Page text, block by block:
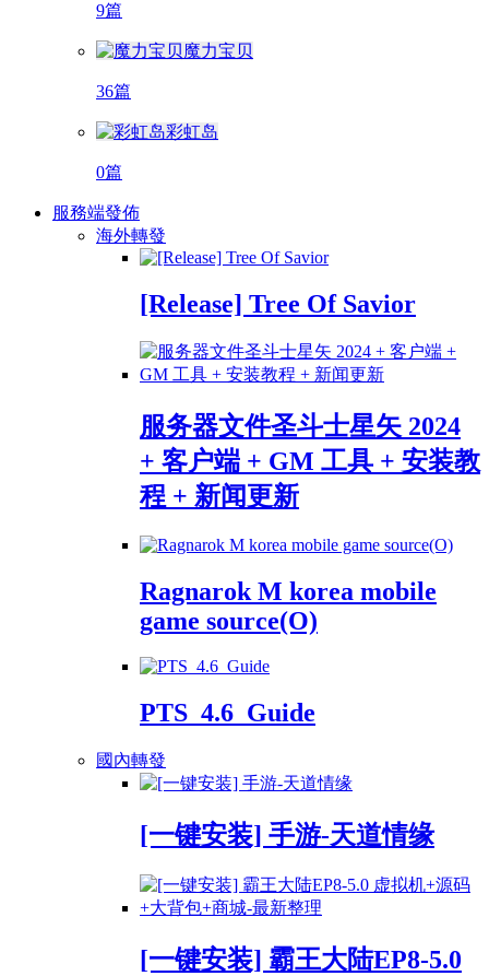
9篇
魔力宝贝
36篇
彩虹岛
0篇
服務端發佈
海外轉發
[Release] Tree Of Savior
服务器文件圣斗士星矢 2024
+ 客户端 + GM 工具 + 安装教
程 + 新闻更新
Ragnarok M korea mobile
game source(O)
PTS_4.6_Guide
國內轉發
[一键安装] 手游-天道情缘
[一键安装] 霸王大陆EP8-5.0